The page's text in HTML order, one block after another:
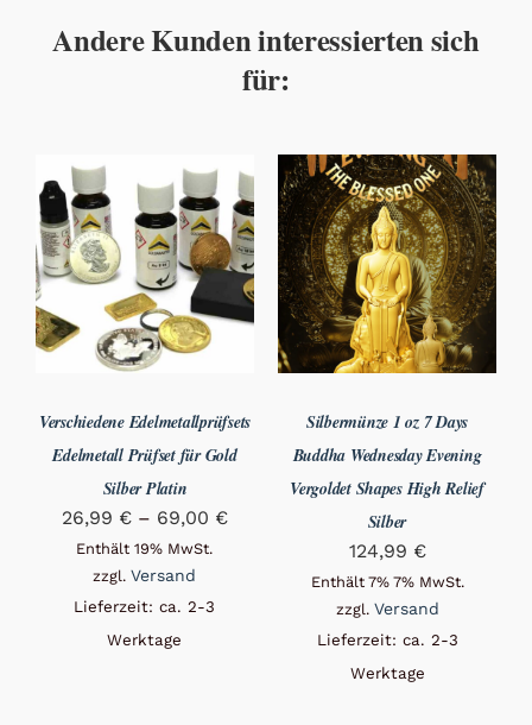
Andere Kunden interessierten sich
für:
Verschiedene Edelmetallprüfsets
Edelmetall Prüfset für Gold
Silber Platin
26,99 € – 69,00 €Preisspanne:
Enthält 19% MwSt.
zzgl.Versand
Lieferzeit: ca. 2-3
Werktage
Silbermünze 1 oz 7 Days
Buddha Wednesday Evening
Vergoldet Shapes High Relief
Silber
124,99 €
Enthält 7% 7% MwSt.
zzgl. Versand
Lieferzeit: ca. 2-3
Werktage